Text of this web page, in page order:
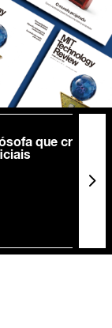
que cria